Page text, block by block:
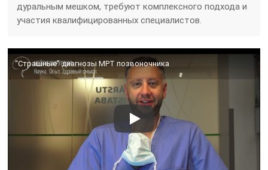
дуральным мешком, требуют комплексного подхода и
участия квалифицированных специалистов.
“Страшные” диагнозы МРТ позвоночника